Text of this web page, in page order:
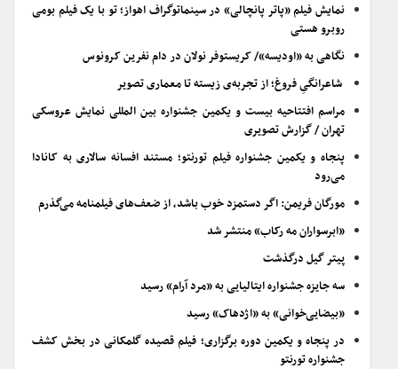
نمایش فیلم «پاتر پانچالی» در سینماتوگراف اهواز؛ تو با یک فیلم بومی
روبرو هستی
نگاهی به «اودیسه»/ کریستوفر نولان در دام نفرین کرونوس
شاعرانگیِ فروغ؛ از تجربه‌ی زیسته تا معماری تصویر
مراسم افتتاحیه بیست و یکمین جشنواره بین المللی نمایش عروسکی
تهران / گزارش تصویری
پنجاه و یکمین جشنواره فیلم تورنتو؛ مستند افسانه سالاری به کانادا
می‌رود
مورگان فریمن: اگر دستمزد خوب باشد، از ضعف‌های فیلمنامه می‌گذرم
«ابرسواران مه رکاب» منتشر شد
پیتر گیل درگذشت
سه جایزه جشنواره ایتالیایی به «مرد آرام» رسید
«بیضایی‌خوانی» به «اژدهاک» رسید
در پنجاه و یکمین دوره برگزاری؛ فیلم قصیده گلمکانی در بخش کشف
جشنواره تورنتو